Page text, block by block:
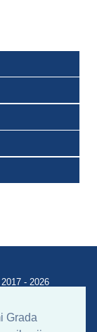
Grada
- 2026